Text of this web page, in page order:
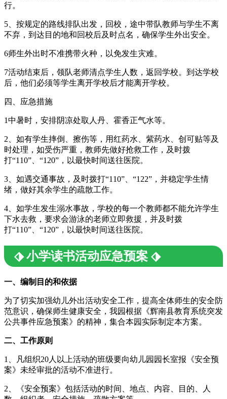
行。
5、按规定的路线排队出发，回校，途中带队教师与学生不离
不弃，到达目的地和回校后及时点名，确保学生外出安全。
6师生外出时不准携带火种，以免发生灾难。
7活动结束后，领队老师清点学生人数，返回学校。到达学校
后，他们必须等学生离开学校后才能离开学校。
四、应急措施
1中暑时，安排阴凉处取人丹、霍香正气水等。
2、如有学生摔倒、擦伤等，用红药水、紫药水、创可贴等及
时处理，如受伤严重，教师先做好抢救工作，及时拨
打“110”、“120”，以最快时间送往医院。
3、如遇交通事故，及时拨打“110”、“122”，并稳定学生情
绪，做好其余学生的疏散工作。
4、如学生发生溺水事故，学校的每一个教师都不能允许学生
下水去救，要求会游泳的老师立即救援，并及时拨
打“110”、“120”，以最快时间送往医院。
⬗ 小学读书活动应急预案 ⬗
一、编制目的和依据
为了切实加强幼儿外出活动安全工作，提高全体师生的安全防
范意识，确保师生健康安全，我园根据《辉南县教育系统突发
公共事件应急预案》的精神，集合本园实际制定本方案。
二、工作原则
1、凡组织20人以上活动的班级要向幼儿园园长室报《安全预
案》未经审批的活动不准进行。
2、《安全预案》包括活动的时间、地点、内容、目的、人